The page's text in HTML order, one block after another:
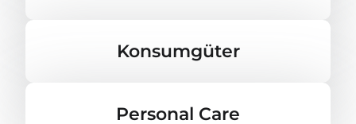
Konsumgüter
Personal Care